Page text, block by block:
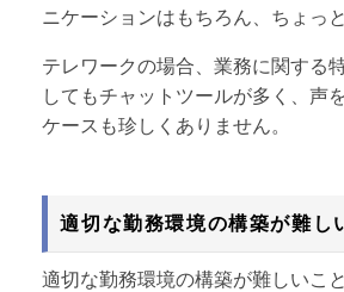
ニケーションはもちろん、ちょっ
テレワークの場合、業務に関する
してもチャットツールが多く、声
ケースも珍しくありません。
適切な勤務環境の構築が難し
適切な勤務環境の構築が難しいこ